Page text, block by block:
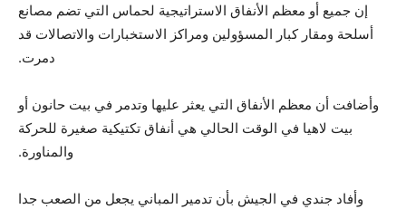
إن جميع أو معظم الأنفاق الاستراتيجية لحماس التي تضم مصانع
أسلحة ومقار كبار المسؤولين ومراكز الاستخبارات والاتصالات قد
دمرت.
وأضافت أن معظم الأنفاق التي يعثر عليها وتدمر في بيت حانون أو
بيت لاهيا في الوقت الحالي هي أنفاق تكتيكية صغيرة للحركة
والمناورة.
وأفاد جندي في الجيش بأن تدمير المباني يجعل من الصعب جدا